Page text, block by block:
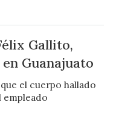
Gallito,
Guanajuato
el cuerpo hallado
empleado